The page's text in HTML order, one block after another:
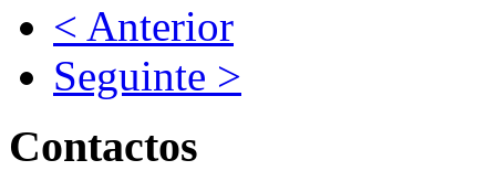
< Anterior
Seguinte >
Contactos